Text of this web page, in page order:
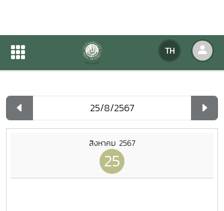
TH
ปฏิทินกิจกรรมของหน่วยงาน
ปฏิทินกิจกรรมของหน่วยงาน
สิงหาคม 2567
25